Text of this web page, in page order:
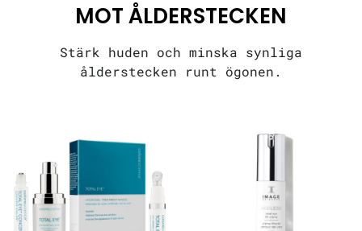
MOT ÅLDERSTECKEN
Stärk huden och minska synliga
ålderstecken runt ögonen.